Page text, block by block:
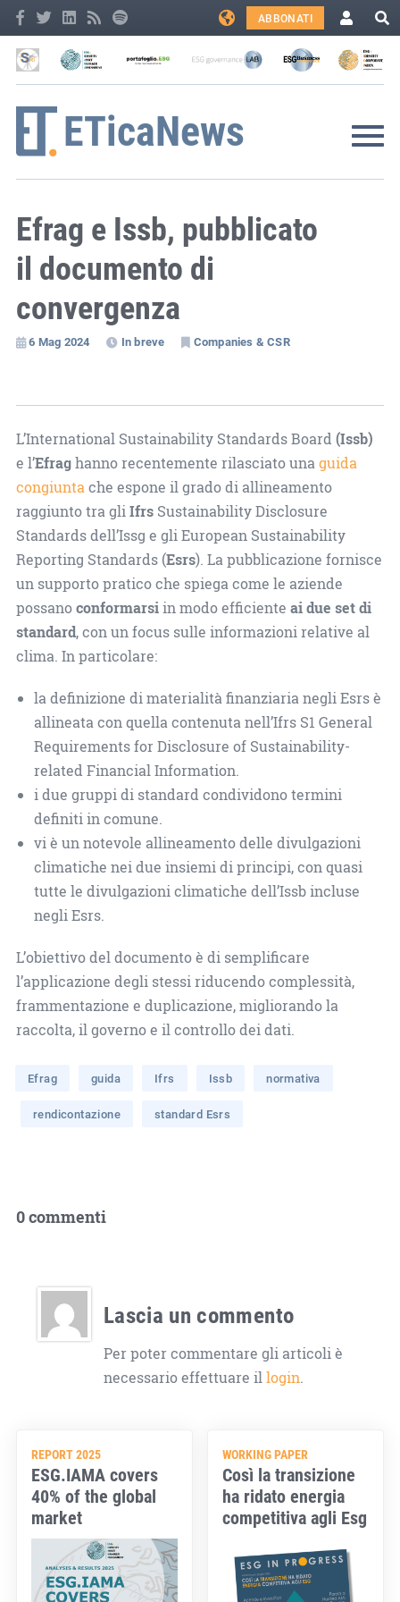
ABBONATI
Efrag e Issb, pubblicato
il documento di
convergenza
6 Mag 2024 In breve Companies & CSR
L’International Sustainability Standards Board (Issb)
e l’Efraghanno recentemente rilasciato unaguida
congiuntache espone il grado di allineamento
raggiunto tra gliIfrsSustainability Disclosure
Standards dell’Issg e gli European Sustainability
Reporting Standards (Esrs). La pubblicazione fornisce
un supporto pratico che spiega come le aziende
possanoconformarsiin modo efficiente ai due set di
standard, con un focus sulle informazioni relative al
clima. In particolare:
la definizione di materialità finanziaria negli Esrs è
allineata con quella contenuta nell’Ifrs S1 General
Requirements for Disclosure of Sustainability-
related Financial Information.
i due gruppi di standard condividono termini
definiti in comune.
vi è un notevole allineamento delle divulgazioni
climatiche nei due insiemi di principi, con quasi
tutte le divulgazioni climatiche dell’Issb incluse
negli Esrs.
L’obiettivo del documento è di semplificare
l’applicazione degli stessi riducendo complessità,
frammentazione e duplicazione, migliorando la
raccolta, il governo e il controllo dei dati.
Efrag guida Ifrs Issb normativa
rendicontazione standard Esrs
0 commenti
Lascia un commento
Per poter commentare gli articoli è
necessario effettuare illogin.
REPORT 2025
ESG.IAMA covers
40% of the global
market
WORKING PAPER
Così la transizione
ha ridato energia
competitiva agli Esg